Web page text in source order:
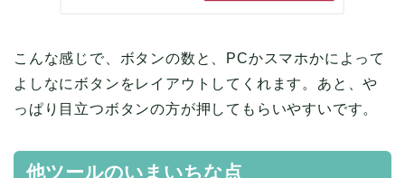
こんな感じで、ボタンの数と、PCかスマホかによって
よしなにボタンをレイアウトしてくれます。あと、や
っぱり目立つボタンの方が押してもらいやすいです。
他ツールのいまいちな点